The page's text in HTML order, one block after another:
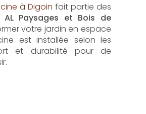
à Digoin fait partie des
AL Paysages et Bois de
votre jardin en espace
est installée selon les
et durabilité pour de